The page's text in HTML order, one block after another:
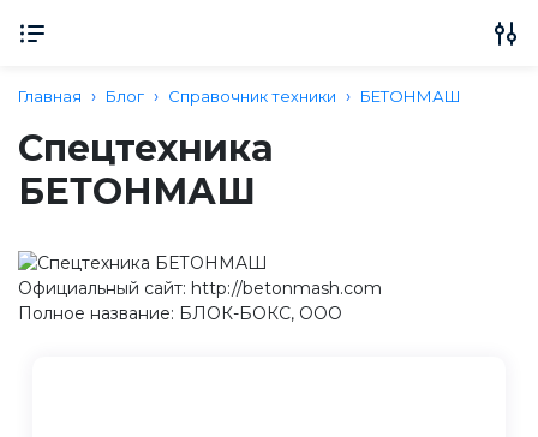
Главная Блог Справочник техники БЕТОНМАШ
Спецтехника
БЕТОНМАШ
Официальный сайт: http://betonmash.com
Полное название: БЛОК-БОКС, ООО